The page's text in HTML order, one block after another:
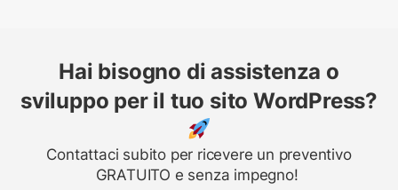
Hai bisogno di assistenza o
sviluppo per il tuo sito WordPress?
Contattaci subito per ricevere un preventivo
GRATUITO e senza impegno!